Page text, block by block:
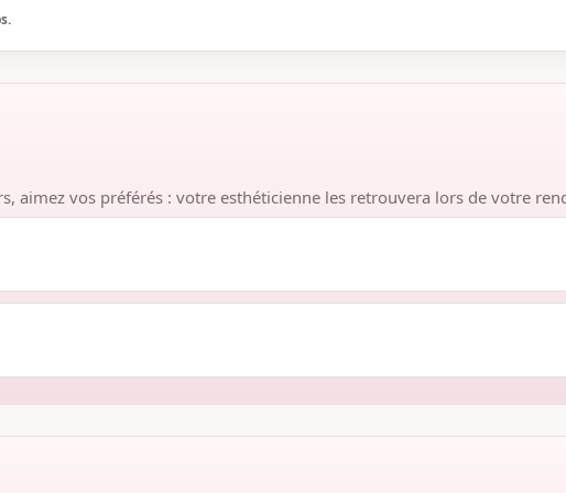
aimez vos préférés : votre esthéticienne les retrouvera lors de votre